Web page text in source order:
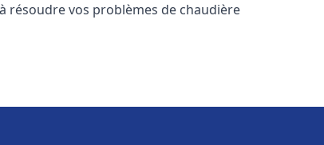
résoudre vos problèmes de chaudière